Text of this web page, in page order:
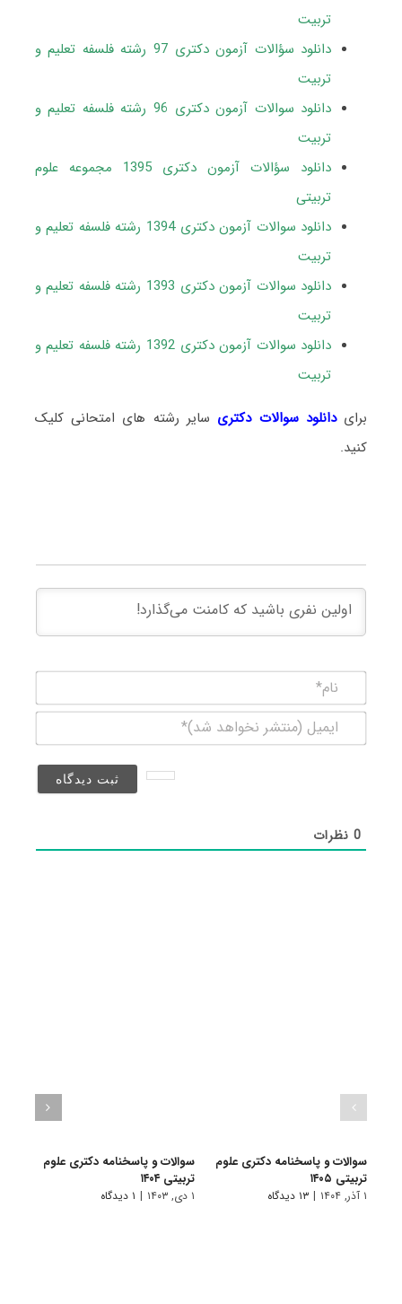
تربیت
دانلود سؤالات آزمون دکتری 97 رشته فلسفه تعلیم و
تربیت
دانلود سوالات آزمون دکتری 96 رشته فلسفه تعلیم و
تربیت
دانلود سؤالات آزمون دکتری 1395 مجموعه علوم
تربیتی
دانلود سوالات آزمون دکتری 1394 رشته فلسفه تعلیم و
تربیت
دانلود سوالات آزمون دکتری 1393 رشته فلسفه تعلیم و
تربیت
دانلود سوالات آزمون دکتری 1392 رشته فلسفه تعلیم و
تربیت
برایدانلود سوالات دکتری سایر رشته های امتحانی کلیک
کنید.
(منتشر
0نظرات
سوالات و پاسخنامه دکتری علوم
تربیتی ۱۴۰۵
۱ آذر, ۱۴۰۴ | ۱۳ دیدگاه
سوالات و پاسخنامه دکتری علوم
تربیتی ۱۴۰۴
۱ دی, ۱۴۰۳ | ۱ دیدگاه